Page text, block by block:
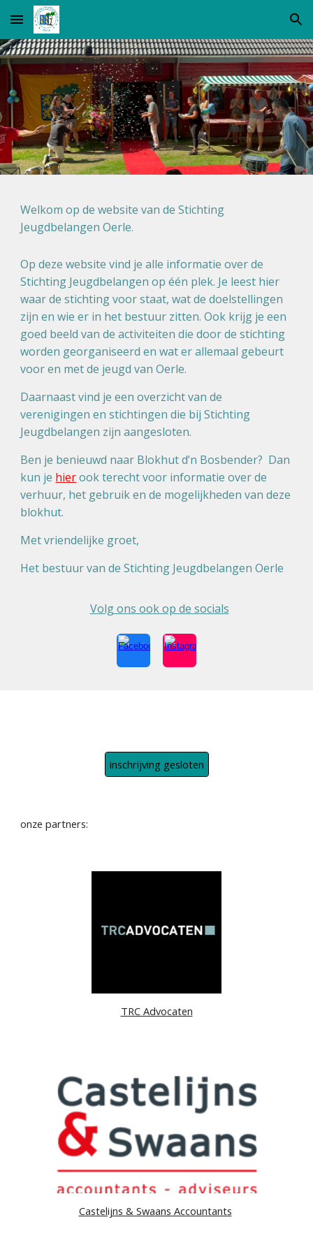
Skip to main content Skip to navigation
Welkom op de website van de Stichting
Jeugdbelangen Oerle.
Op deze website vind je alle informatie over de
Stichting Jeugdbelangen op één plek. Je leest hier
waar de stichting voor staat, wat de doelstellingen
zijn en wie er in het bestuur zitten. Ook krijg je een
goed beeld van de activiteiten die door de stichting
worden georganiseerd en wat er allemaal gebeurt
voor en met de jeugd van Oerle.
Daarnaast vind je een overzicht van de
verenigingen en stichtingen die bij Stichting
Jeugdbelangen zijn aangesloten.
Ben je benieuwd naar Blokhut d’n Bosbender? Dan
kun je hierook terecht voor informatie over de
verhuur, het gebruik en de mogelijkheden van deze
blokhut.
Met vriendelijke groet,
Het bestuur van de Stichting Jeugdbelangen Oerle
Volg ons ook op de socials
inschrijving gesloten
onze partners:
TRC Advocaten
Castelijns & Swaans Accountants